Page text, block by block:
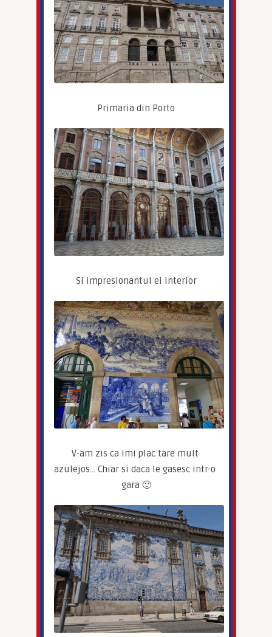
Primaria din Porto
Si impresionantul ei interior
V-am zis ca imi plac tare mult
azulejos… Chiar si daca le gasesc intr-o
gara 🙂